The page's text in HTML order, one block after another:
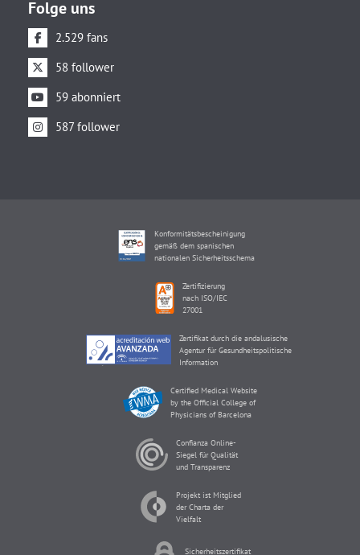
Folge uns
2.529 fans
58 follower
59 abonniert
587 follower
Konformitätsbescheinigung
gemäß dem spanischen
nationalen Sicherheitsschema
Zertifizierung
nach ISO/IEC
27001
Zertifikat durch die andalusische
Agentur für Gesundheitspolitische
Information
Certified Medical Website
by the Official College of
Physicians of Barcelona
Confianza Online-
Siegel für Qualität
und Transparenz
Projekt ist Mitglied
der Charta der
Vielfalt
Sicherheitszertifikat